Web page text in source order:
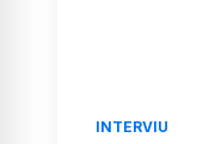
INTERVIU